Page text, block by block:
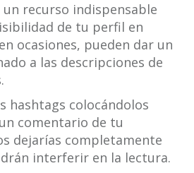
un recurso indispensable
de tu perfil en
ocasiones, pueden dar un
a las descripciones de
hashtags colocándolos
comentario de tu
dejarías completamente
interferir en la lectura.